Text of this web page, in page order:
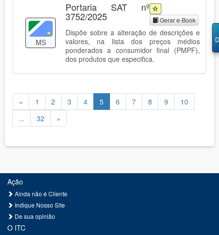
MS
Portaria SAT nº
3752/2025 Gerar e-Book
Dispõe sobre a alteração de descrições e
valores, na lista dos preços médios
ponderados a consumidor final (PMPF),
dos produtos que especifica.
« 1 2 3 4 5 6 7 8 9
10
...
32 »
Ação
Ainda não é Cliente
Indique Nosso Site
De sua opinião
O ITC